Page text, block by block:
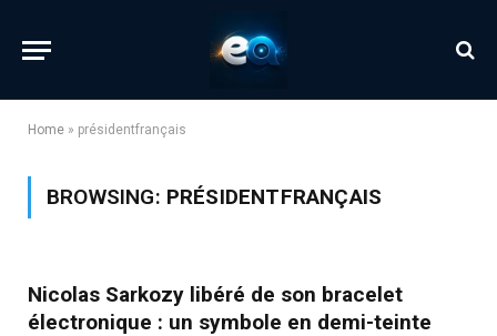
Home » présidentfrançais
BROWSING: PRÉSIDENTFRANÇAIS
Nicolas Sarkozy libéré de son bracelet
électronique : un symbole en demi-teinte